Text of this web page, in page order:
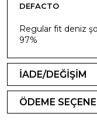
DEFACTO
Regular fit deniz
97%
İADE/DEĞİŞİM
ÖDEME